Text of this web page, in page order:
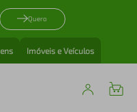
Quero
Imóveis e Veículos